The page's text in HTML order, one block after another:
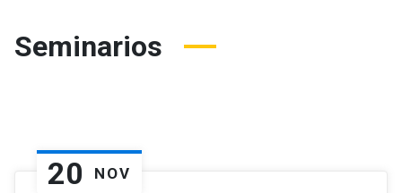
Seminarios
20 NOV